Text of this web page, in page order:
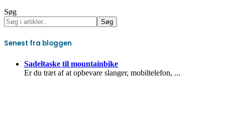
Søg
Søg
Senest fra bloggen
Sadeltaske til mountainbike
Er du træt af at opbevare slanger, mobiltelefon, ...